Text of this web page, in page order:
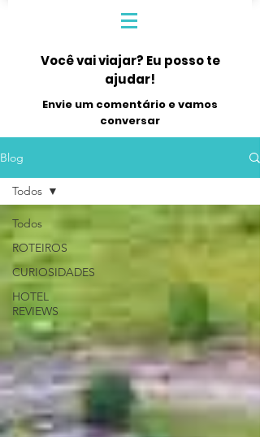
Você vai viajar? Eu posso te
ajudar!
Envie um comentário e vamos
conversar
Blog
Todos
ROTEIROS
CURIOSIDADES
HOTEL
REVIEWS
Todos